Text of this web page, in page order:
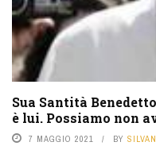
Sua Santità
è lui. Possiamo non
7 MAGGIO 2021 BY